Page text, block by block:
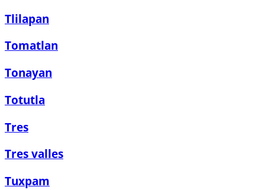
Tlilapan
Tomatlan
Tonayan
Totutla
Tres
Tres valles
Tuxpam